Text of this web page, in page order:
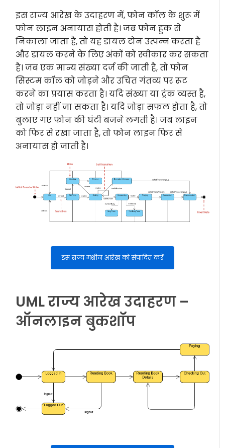
इस राज्य आरेख के उदाहरण में, फोन कॉल के शुरू में
फोन लाइन अनायास होती है। जब फोन हुक से
निकाला जाता है, तो यह डायल टोन उत्पन्न करता है
और डायल करने के लिए अंकों को स्वीकार कर सकता
है। जब एक मान्य संख्या दर्ज की जाती है, तो फोन
सिस्टम कॉल को जोड़ने और उचित गंतव्य पर रूट
करने का प्रयास करता है। यदि संख्या या ट्रंक व्यस्त है,
तो जोड़ा नहीं जा सकता है। यदि जोड़ा सफल होता है, तो
बुलाए गए फोन की घंटी बजने लगती है। जब लाइन
को फिर से रखा जाता है, तो फोन लाइन फिर से
अनायास हो जाती है।
इस राज्य मशीन आरेख को संपादित करें
UML राज्य आरेख उदाहरण –
ऑनलाइन बुकशॉप